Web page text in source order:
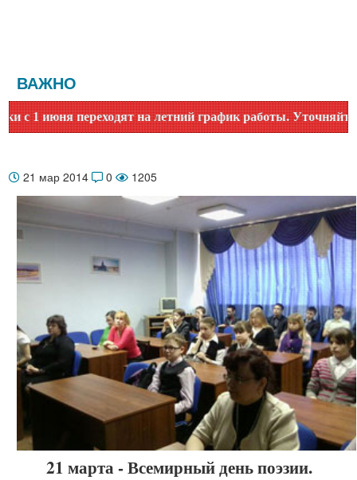
ВАЖНО
переходят на летний график работы. Уточняйте
21 мар 2014 0 1205
21 марта - Всемирный день поэзии.